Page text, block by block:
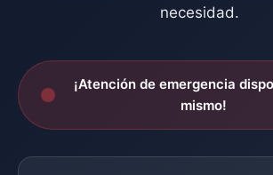
necesidad.
¡Atención de emergencia
mismo!